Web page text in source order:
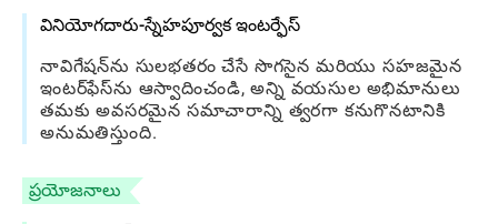
వినియోగదారు-స్నేహపూర్వక ఇంటర్ఫేస్
నావిగేషన్‌ను సులభతరం చేసే సొగసైన మరియు సహజమైన
ఇంటర్‌ఫేస్‌ను ఆస్వాదించండి, అన్ని వయసుల అభిమానులు
తమకు అవసరమైన సమాచారాన్ని త్వరగా కనుగొనటానికి
అనుమతిస్తుంది.
ప్రయోజనాలు